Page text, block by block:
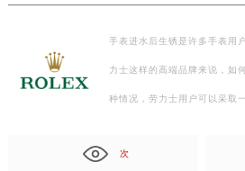
手表进水后生锈是许多手表用
力士这样的高端品牌来说，如
种情况，劳力士用户可以采取
次